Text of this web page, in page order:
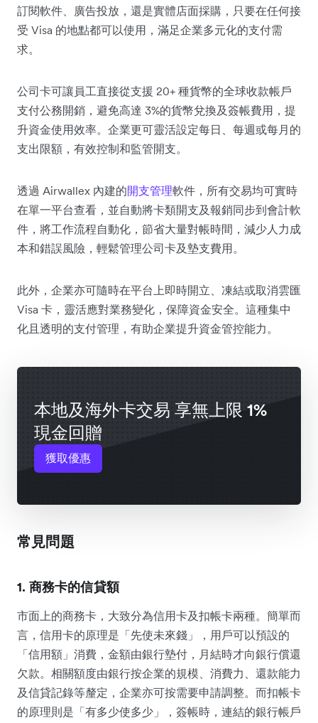
訂閱軟件、廣告投放，還是實體店面採購，只要在任何接
受 Visa 的地點都可以使用，滿足企業多元化的支付需
求。
公司卡可讓員工直接從支援 20+ 種貨幣的全球收款帳戶
支付公務開銷，避免高達 3%的貨幣兌換及簽帳費用，提
升資金使用效率。企業更可靈活設定每日、每週或每月的
支出限額，有效控制和監管開支。
透過 Airwallex 內建的開支管理軟件，所有交易均可實時
在單一平台查看，並自動將卡類開支及報銷同步到會計軟
件，將工作流程自動化，節省大量對帳時間，減少人力成
本和錯誤風險，輕鬆管理公司卡及墊支費用。
此外，企業亦可隨時在平台上即時開立、凍結或取消雲匯
Visa 卡，靈活應對業務變化，保障資金安全。這種集中
化且透明的支付管理，有助企業提升資金管控能力。
本地及海外卡交易 享無上限 1%
現金回贈
獲取優惠
常見問題
1. 商務卡的信貸額
市面上的商務卡，大致分為信用卡及扣帳卡兩種。簡單而
言，信用卡的原理是「先使未來錢」，用戶可以預設的
「信用額」消費，金額由銀行墊付，月結時才向銀行償還
欠款。相關額度由銀行按企業的規模、消費力、還款能力
及信貸記錄等釐定，企業亦可按需要申請調整。而扣帳卡
的原理則是「有多少使多少」，簽帳時，連結的銀行帳戶